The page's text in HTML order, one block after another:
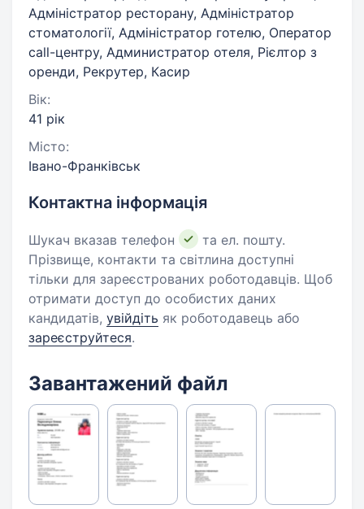
Адміністратор ресторану, Адміністратор
стоматології, Адміністратор готелю, Оператор
call-центру, Администратор отеля, Рієлтор з
оренди, Рекрутер, Касир
Вік:
41 рік
Місто:
Івано-Франківськ
Контактна інформація
Шукач вказав телефон
та ел. пошту.
Прізвище, контакти та світлина доступні
тільки для зареєстрованих роботодавців. Щоб
отримати доступ до особистих даних
кандидатів, увійдіть як роботодавець або
зареєструйтеся.
Завантажений файл